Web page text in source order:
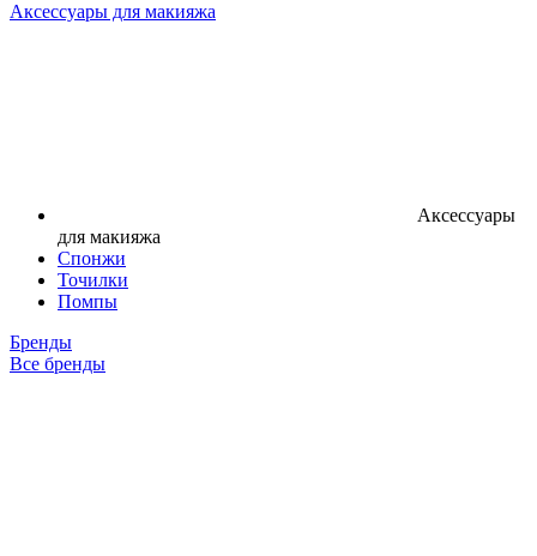
Аксессуары для макияжа
Аксессуары
для макияжа
Спонжи
Точилки
Помпы
Бренды
Все бренды